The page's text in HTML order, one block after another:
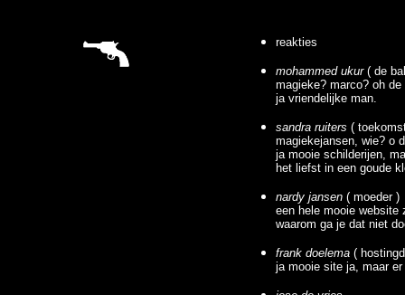
reakties
mohammed ukur( de
magieke? marco? oh de
ja vriendelijke man.
sandra ruiters (
magiekejansen, wie? o
ja mooie schilderijen,
het liefst in een goude
nardy jansen ( moeder )
een hele mooie website
waarom ga je dat niet
frank doelema (
ja mooie site ja, maar